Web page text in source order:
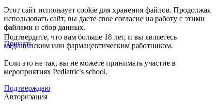
Этот сайт использует cookie для хранения файлов. Продолжая
использовать сайт, вы даете свое согласие на работу с этими
файлами и сбор данных.
Принять
Подтвердите, что вам больше 18 лет, и вы являетесь
медицинским или фармацевтическим работником.
Если это не так, вы не можете принимать участие в
мероприятиях Pediatric's school.
Подтверждаю
Авторизация